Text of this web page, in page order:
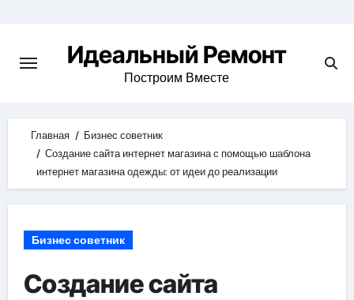
content
Идеальный Ремонт
Построим Вместе
Главная
Бизнес советник
Создание сайта интернет магазина с помощью шаблона
интернет магазина одежды: от идеи до реализации
Бизнес советник
Создание сайта